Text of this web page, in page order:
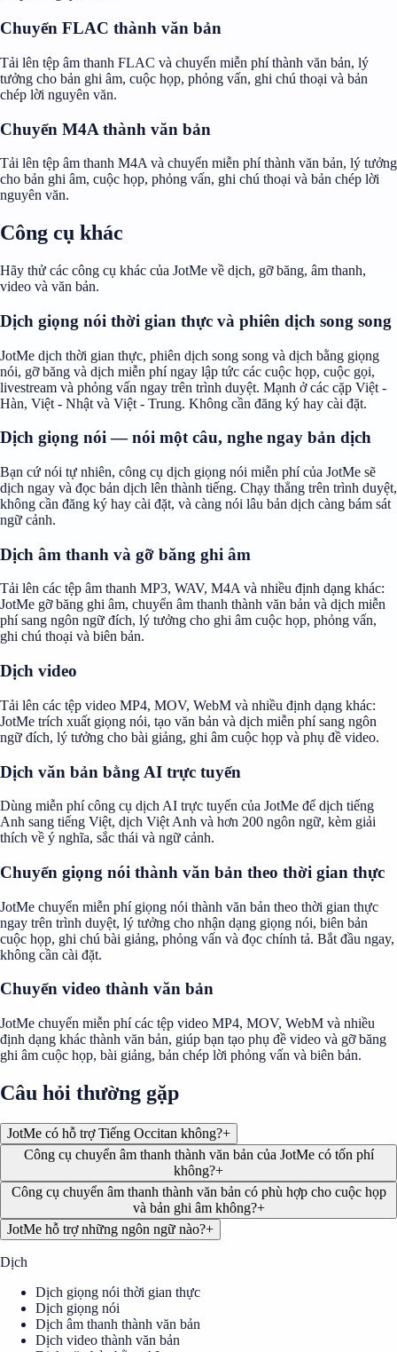
Chuyển FLAC thành văn bản
Tải lên tệp âm thanh FLAC và chuyển miễn phí thành văn bản, lý
tưởng cho bản ghi âm, cuộc họp, phỏng vấn, ghi chú thoại và bản
chép lời nguyên văn.
Chuyển M4A thành văn bản
Tải lên tệp âm thanh M4A và chuyển miễn phí thành văn bản, lý tưởng
cho bản ghi âm, cuộc họp, phỏng vấn, ghi chú thoại và bản chép lời
nguyên văn.
Công cụ khác
Hãy thử các công cụ khác của JotMe về dịch, gỡ băng, âm thanh,
video và văn bản.
Dịch giọng nói thời gian thực và phiên dịch song song
JotMe dịch thời gian thực, phiên dịch song song và dịch bằng giọng
nói, gỡ băng và dịch miễn phí ngay lập tức các cuộc họp, cuộc gọi,
livestream và phỏng vấn ngay trên trình duyệt. Mạnh ở các cặp Việt -
Hàn, Việt - Nhật và Việt - Trung. Không cần đăng ký hay cài đặt.
Dịch giọng nói — nói một câu, nghe ngay bản dịch
Bạn cứ nói tự nhiên, công cụ dịch giọng nói miễn phí của JotMe sẽ
dịch ngay và đọc bản dịch lên thành tiếng. Chạy thẳng trên trình duyệt,
không cần đăng ký hay cài đặt, và càng nói lâu bản dịch càng bám sát
ngữ cảnh.
Dịch âm thanh và gỡ băng ghi âm
Tải lên các tệp âm thanh MP3, WAV, M4A và nhiều định dạng khác:
JotMe gỡ băng ghi âm, chuyển âm thanh thành văn bản và dịch miễn
phí sang ngôn ngữ đích, lý tưởng cho ghi âm cuộc họp, phỏng vấn,
ghi chú thoại và biên bản.
Dịch video
Tải lên các tệp video MP4, MOV, WebM và nhiều định dạng khác:
JotMe trích xuất giọng nói, tạo văn bản và dịch miễn phí sang ngôn
ngữ đích, lý tưởng cho bài giảng, ghi âm cuộc họp và phụ đề video.
Dịch văn bản bằng AI trực tuyến
Dùng miễn phí công cụ dịch AI trực tuyến của JotMe để dịch tiếng
Anh sang tiếng Việt, dịch Việt Anh và hơn 200 ngôn ngữ, kèm giải
thích về ý nghĩa, sắc thái và ngữ cảnh.
Chuyển giọng nói thành văn bản theo thời gian thực
JotMe chuyển miễn phí giọng nói thành văn bản theo thời gian thực
ngay trên trình duyệt, lý tưởng cho nhận dạng giọng nói, biên bản
cuộc họp, ghi chú bài giảng, phỏng vấn và đọc chính tả. Bắt đầu ngay,
không cần cài đặt.
Chuyển video thành văn bản
JotMe chuyển miễn phí các tệp video MP4, MOV, WebM và nhiều
định dạng khác thành văn bản, giúp bạn tạo phụ đề video và gỡ băng
ghi âm cuộc họp, bài giảng, bản chép lời phỏng vấn và biên bản.
Câu hỏi thường gặp
JotMe có hỗ trợ Tiếng Occitan không?+
Công cụ chuyển âm thanh thành văn bản của JotMe có tốn phí
không?+
Công cụ chuyển âm thanh thành văn bản có phù hợp cho cuộc họp
và bản ghi âm không?+
JotMe hỗ trợ những ngôn ngữ nào?+
Dịch
Dịch giọng nói thời gian thực
Dịch giọng nói
Dịch âm thanh thành văn bản
Dịch video thành văn bản